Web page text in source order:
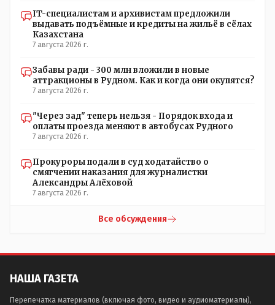
IT-специалистам и архивистам предложили
выдавать подъёмные и кредиты на жильё в сёлах
Казахстана
7 августа 2026 г.
Забавы ради - 300 млн вложили в новые
аттракционы в Рудном. Как и когда они окупятся?
7 августа 2026 г.
"Через зад" теперь нельзя - Порядок входа и
оплаты проезда меняют в автобусах Рудного
7 августа 2026 г.
Прокуроры подали в суд ходатайство о
смягчении наказания для журналистки
Александры Алёховой
7 августа 2026 г.
Все обсуждения
НАША ГАЗЕТА
Перепечатка материалов (включая фото, видео и аудиоматериалы),